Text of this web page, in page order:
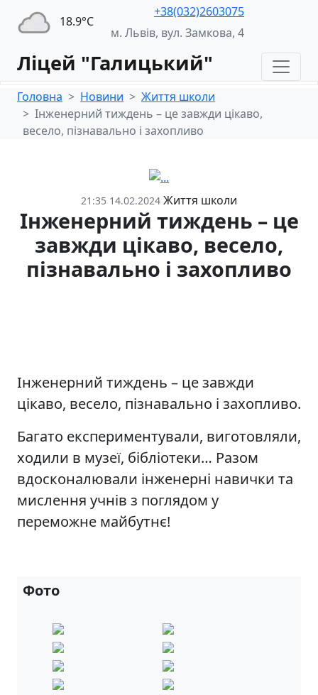
18.9°С
+38(032)2603075
м. Львів, вул. Замкова, 4
Ліцей "Галицький"
Головна Новини
Життя школи
Інженерний тиждень – це завжди цікаво,
весело, пізнавально і захопливо
21:35 14.02.2024 Життя школи
Інженерний тиждень – це
завжди цікаво, весело,
пізнавально і захопливо
Інженерний тиждень – це завжди
цікаво, весело, пізнавально і захопливо.
Багато експериментували, виготовляли,
ходили в музеї, бібліотеки… Разом
вдосконалювали інженерні навички та
мислення учнів з поглядом у
переможне майбутнє!
Фото